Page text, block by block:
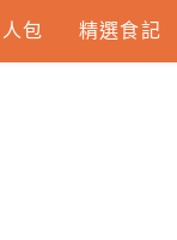
包 精選食記